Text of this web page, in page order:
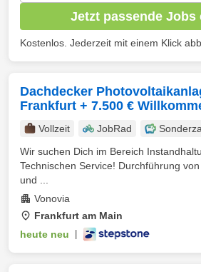
Jetzt passende Jobs
Kostenlos. Jederzeit mit einem Klick
Dachdecker
Frankfurt + 7.500 €
Vollzeit JobRad
Wir suchen Dich im Bereich
Technischen Service! Durchführung
und ...
Vonovia
Frankfurt am Main
heute neu